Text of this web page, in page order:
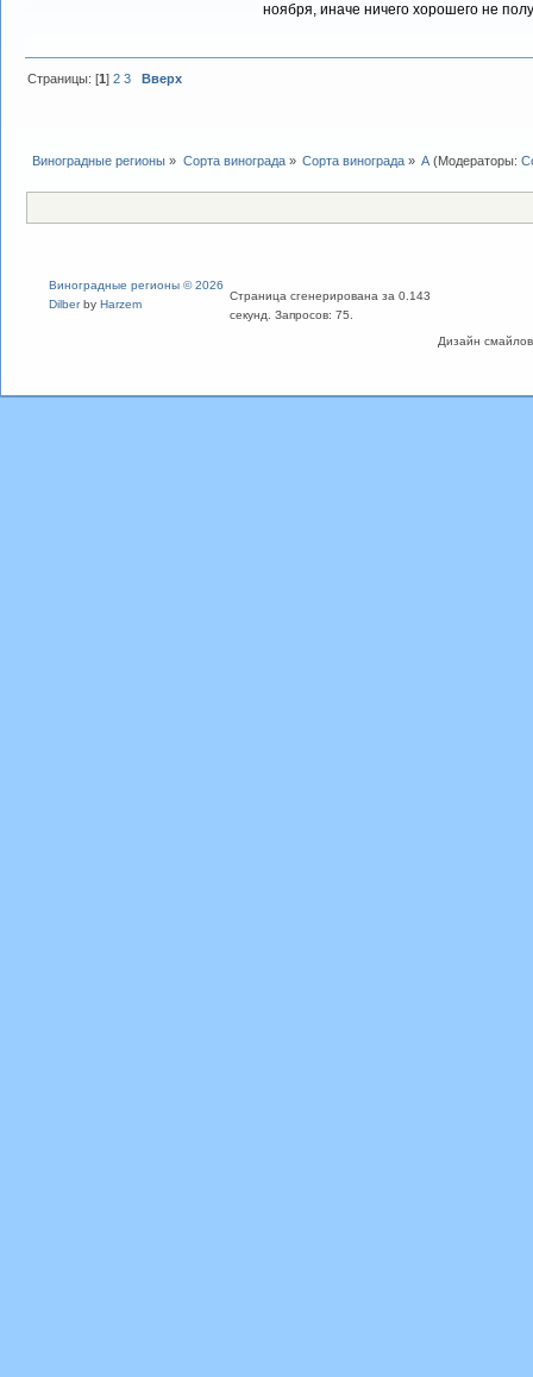
ноября, иначе ничего хорошего не
Страницы: [1]2 3 Вверх
Виноградные регионы » Сорта винограда» Сорта винограда» А(Модераторы:
Дизайн
Виноградные регионы © 2026
Dilberby Harzem
Страница сгенерирована за 0.143
секунд. Запросов: 75.